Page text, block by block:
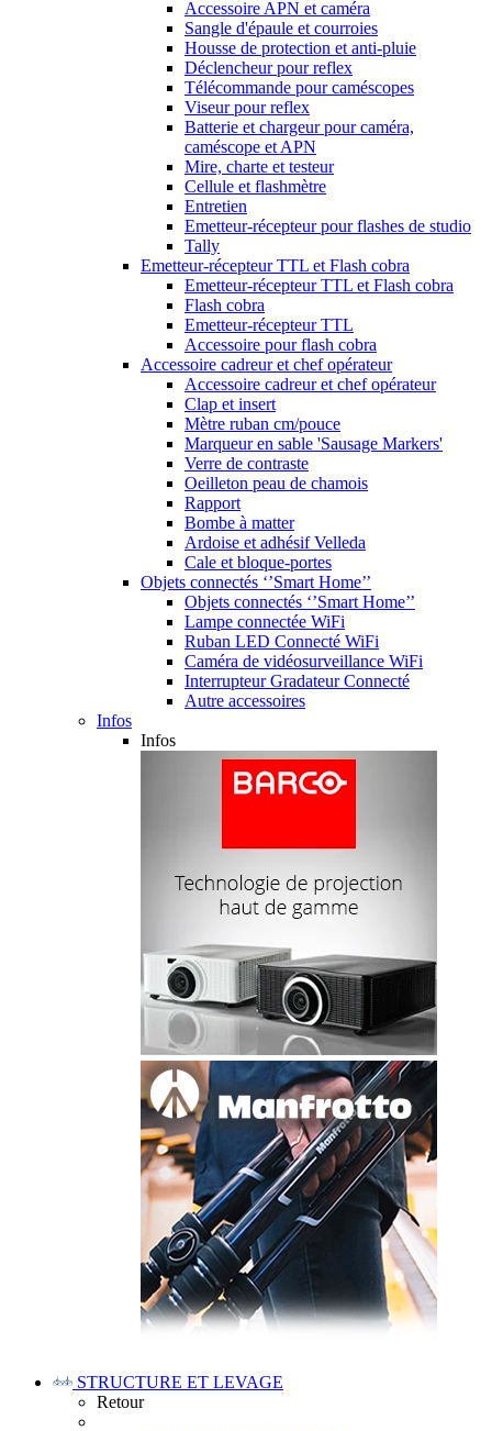
Accessoire APN et caméra
Sangle d'épaule et courroies
Housse de protection et anti-pluie
Déclencheur pour reflex
Télécommande pour caméscopes
Viseur pour reflex
Batterie et chargeur pour caméra,
caméscope et APN
Mire, charte et testeur
Cellule et flashmètre
Entretien
Emetteur-récepteur pour flashes de studio
Tally
Emetteur-récepteur TTL et Flash cobra
Emetteur-récepteur TTL et Flash cobra
Flash cobra
Emetteur-récepteur TTL
Accessoire pour flash cobra
Accessoire cadreur et chef opérateur
Accessoire cadreur et chef opérateur
Clap et insert
Mètre ruban cm/pouce
Marqueur en sable 'Sausage Markers'
Verre de contraste
Oeilleton peau de chamois
Rapport
Bombe à matter
Ardoise et adhésif Velleda
Cale et bloque-portes
Objets connectés ‘’Smart Home’’
Objets connectés ‘’Smart Home’’
Lampe connectée WiFi
Ruban LED Connecté WiFi
Caméra de vidéosurveillance WiFi
Interrupteur Gradateur Connecté
Autre accessoires
Infos
Infos
STRUCTURE ET LEVAGE
Retour